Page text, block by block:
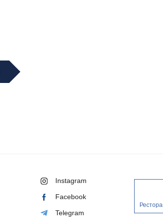
Instagram
Facebook
Telegram